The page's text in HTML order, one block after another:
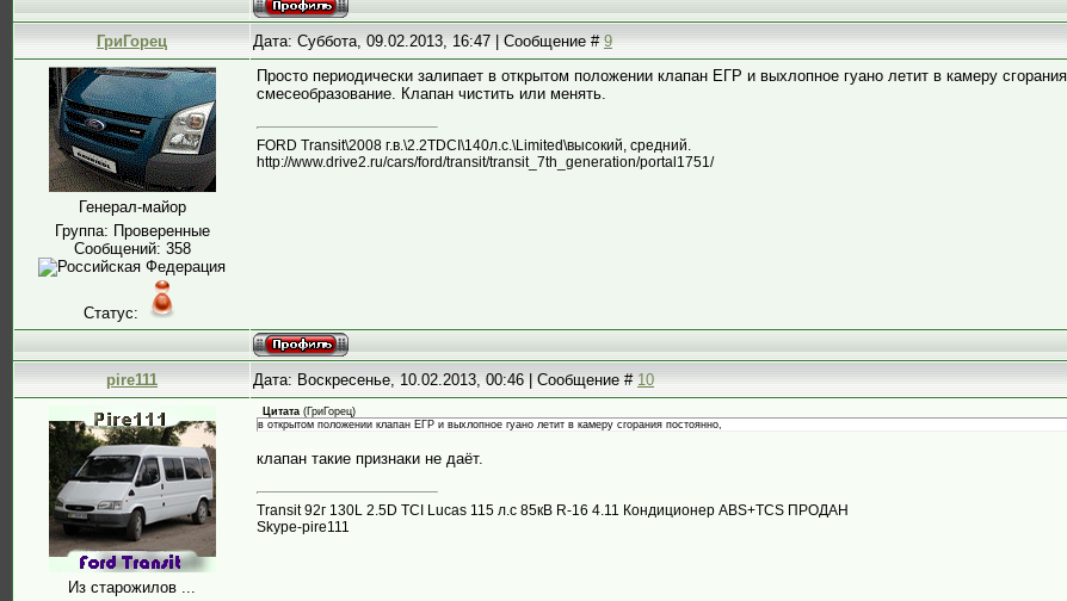
ГриГорец Дата: Суббота, 09.02.2013, 16:47 | Сообщение #9
Генерал-майор
Группа: Проверенные
Сообщений: 358
Статус:
Просто периодически залипает в открытом положении клапан ЕГР и выхлопное гуано летит в камеру
смесеобразование. Клапан чистить или менять.
FORD Transit\2008 г.в.\2.2TDCI\140л.с.\Limited\высокий, средний.
http://www.drive2.ru/cars/ford/transit/transit_7th_generation/portal1751/
pire111 Дата: Воскресенье, 10.02.2013, 00:46 | Сообщение #10
Из старожилов ...
Цитата (ГриГорец)
в открытом положении клапан ЕГР и выхлопное гуано летит в камеру сгорания постоянно,
клапан такие признаки не даёт.
Transit 92г 130L 2.5D TCI Lucas 115 л.с 85кВ R-16 4.11 Кондиционер ABS+TCS ПРОДАН
Skype-pire111